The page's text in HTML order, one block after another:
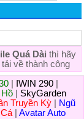
Quá Dài thì hãy
về thành công
IWIN 290
SkyGarden
Truyền Kỳ
Ngũ
| Avatar Auto